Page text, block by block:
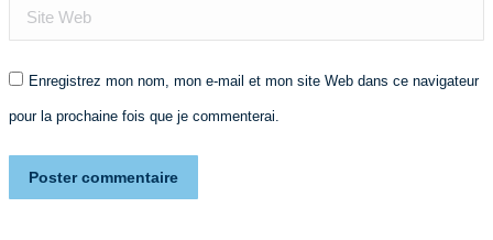
Site Web
Enregistrez mon nom, mon e-mail et mon site Web dans ce navigateur
pour la prochaine fois que je commenterai.
Poster commentaire